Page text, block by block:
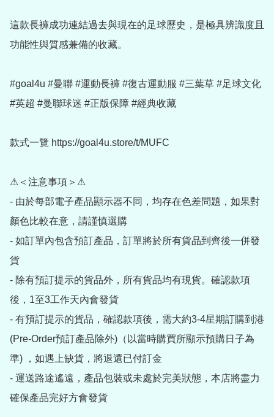
這款長褲成功連結過去與現在的足球歷史，是極具辨識度且
功能性與質感兼備的收藏。
#goal4u #曼聯 #運動長褲 #復古運動服 #三葉草 #足球文化
#英超 #曼聯球迷 #正版保障 #經典收藏
款式一覽 https://goal4u.store/t/MUFC
⚠＜注意事項＞⚠
- 由於每部電子產品顯示器不同，均存在色差問題，如果對
顏色比較在意，請謹慎選購
- 如訂單內包含預訂產品，訂單將於所有貨品到齊後一併發
貨
- 除有預訂提示的貨品外，所有貨品均有現貨。確認款項
後，1至3工作天內會發貨
- 有預訂提示的貨品，確認款項後，需大約3-4星期訂購到港
(Pre-Order預訂產品除外)（以當時購買所顯示預購日子為
準) ，如遇上缺貨，將退還已付訂金
- 運送路途遙遠，產品包裝或未處於完美狀態，本店將盡力
確保產品完好方會發貨